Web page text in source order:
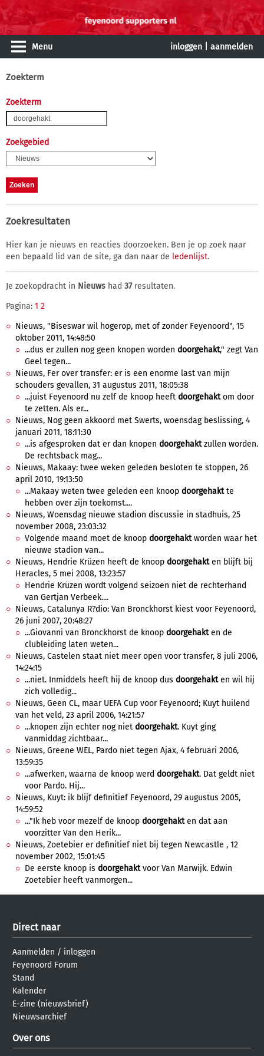
Menu inloggen aanmelden
Zoekterm
Zoekterm
Zoekgebied
Zoekresultaten
Hier kan je nieuws en reacties doorzoeken. Ben je op zoek naar
een bepaald lid van de site, ga dan naar de ledenlijst.
Je zoekopdracht in Nieuws had 37resultaten.
Pagina: 1 2
Nieuws, "Biseswar wil hogerop, met of zonder Feyenoord", 15
oktober 2011, 14:48:50
...dus er zullen nog geen knopen worden doorgehakt," zegt Van
Geel tegen...
Nieuws, Fer over transfer: er is een enorme last van mijn
schouders gevallen, 31 augustus 2011, 18:05:38
...juist Feyenoord nu zelf de knoop heeft doorgehaktom door
te zetten. Als er...
Nieuws, Nog geen akkoord met Swerts, woensdag beslissing, 4
januari 2011, 18:11:30
...is afgesproken dat er dan knopen doorgehaktzullen worden.
De rechtsback mag...
Nieuws, Makaay: twee weken geleden besloten te stoppen, 26
april 2010, 19:13:50
...Makaay weten twee geleden een knoop doorgehaktte
hebben over zijn toekomst....
Nieuws, Woensdag nieuwe stadion discussie in stadhuis, 25
november 2008, 23:03:32
Volgende maand moet de knoop doorgehaktworden waar het
nieuwe stadion van...
Nieuws, Hendrie Krüzen heeft de knoop doorgehakten blijft bij
Heracles, 5 mei 2008, 13:23:57
Hendrie Krüzen wordt volgend seizoen niet de rechterhand
van Gertjan Verbeek....
Nieuws, Catalunya R?dio: Van Bronckhorst kiest voor Feyenoord,
26 juni 2007, 20:48:27
...Giovanni van Bronckhorst de knoop doorgehakten de
clubleiding laten weten...
Nieuws, Castelen staat niet meer open voor transfer, 8 juli 2006,
14:24:15
...niet. Inmiddels heeft hij de knoop dus doorgehakten wil hij
zich volledig...
Nieuws, Geen CL, maar UEFA Cup voor Feyenoord; Kuyt huilend
van het veld, 23 april 2006, 14:21:57
...knopen zijn echter nog niet doorgehakt. Kuyt ging
vanmiddag zichtbaar...
Nieuws, Greene WEL, Pardo niet tegen Ajax, 4 februari 2006,
13:59:35
...afwerken, waarna de knoop werd doorgehakt. Dat geldt niet
voor Pardo. Hij...
Nieuws, Kuyt: ik blijf definitief Feyenoord, 29 augustus 2005,
14:59:52
..."Ik heb voor mezelf de knoop doorgehakten dat aan
voorzitter Van den Herik...
Nieuws, Zoetebier er definitief niet bij tegen Newcastle , 12
november 2002, 15:01:45
De eerste knoop is doorgehaktvoor Van Marwijk. Edwin
Zoetebier heeft vanmorgen...
Direct naar
Aanmelden / inloggen
Feyenoord Forum
Stand
Kalender
E-zine (nieuwsbrief)
Nieuwsarchief
Over ons